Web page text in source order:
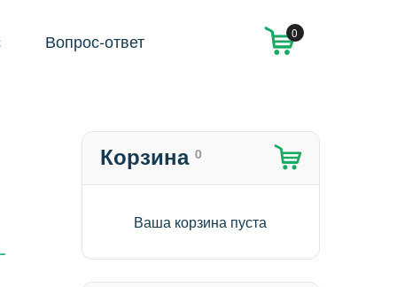
Вопрос-ответ 0
Корзина 0
Ваша корзина пуста